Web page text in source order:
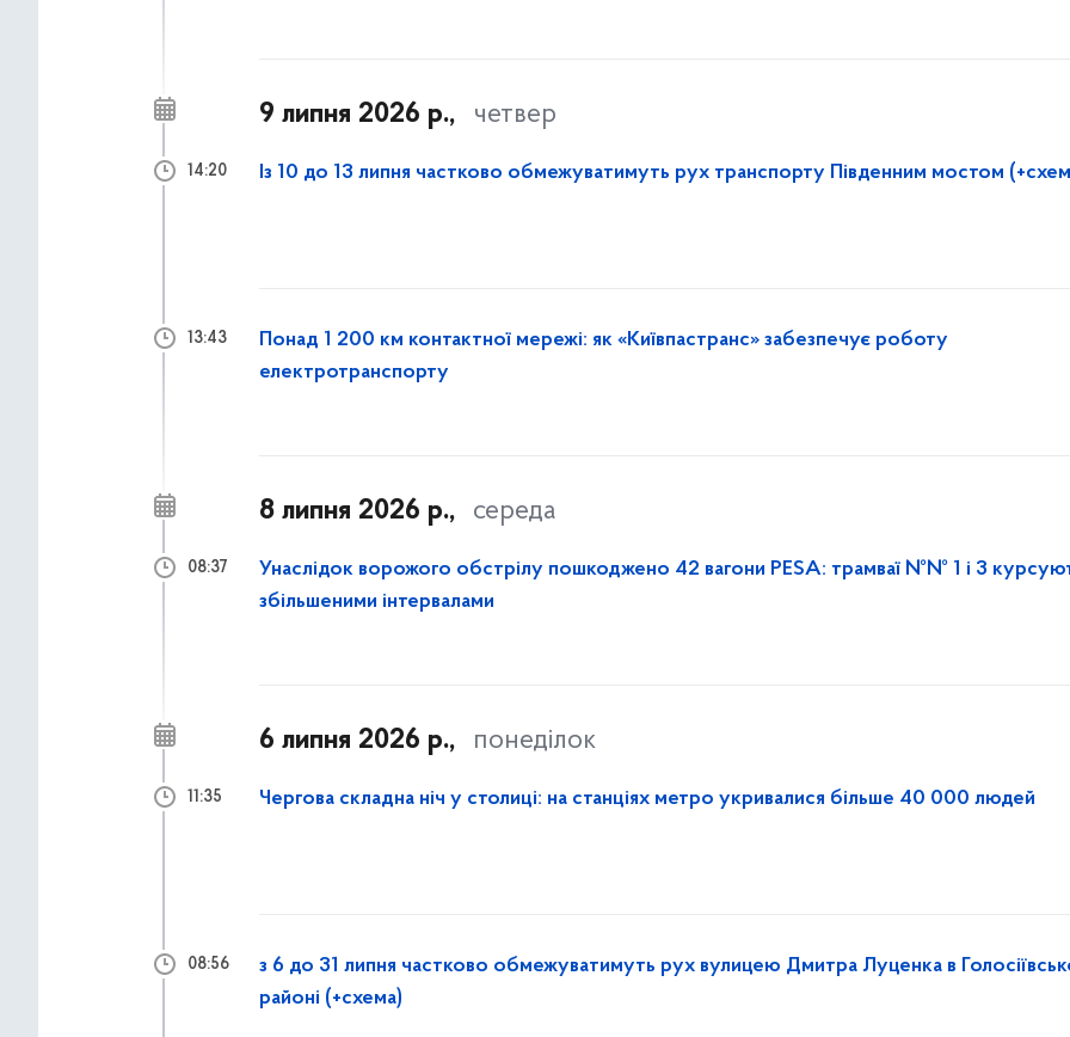
9 липня 2026 р., четвер
Із 10 до 13 липня частково обмежуватимуть рух транспорту Південним мостом
14:20
Понад 1 200 км контактної мережі: як «Київпастранс» забезпечує роботу
електротранспорту
13:43
8 липня 2026 р., середа
Унаслідок ворожого обстрілу пошкоджено 42 вагони PESA: трамваї №№ 1 і 3
збільшеними інтервалами
08:37
6 липня 2026 р., понеділок
Чергова складна ніч у столиці: на станціях метро укривалися більше 40 000 людей
11:35
з 6 до 31 липня частково обмежуватимуть рух вулицею Дмитра Луценка в
районі (+схема)
08:56